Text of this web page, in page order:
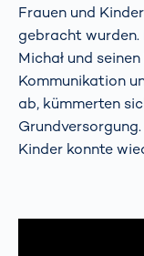
Frauen und
gebracht
Michał und
Kommunikation
ab, kümmerten
Kinder konnte